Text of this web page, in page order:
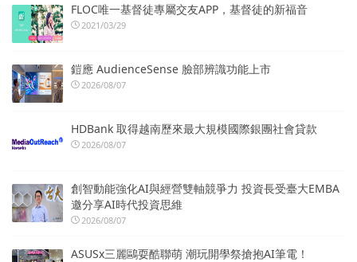
FLOC唯一基督徒專屬交友APP，基督徒的新福音
2021/03/29
鎧應 AudienceSense 臉部辨識功能上市
2026/08/07
HDBank 取得越南歷來最大規模國際銀團社會貸款
2026/08/07
創智動能強化AI與經營雙軸競爭力 投資長受臺大EMBA
邀分享AI時代投資思維
2026/08/07
ASUSx三麗鷗耍酷聯萌 潮玩開學祭搶抱AI筆電！